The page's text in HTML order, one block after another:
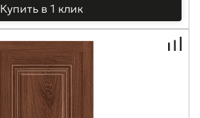
Купить в 1 клик